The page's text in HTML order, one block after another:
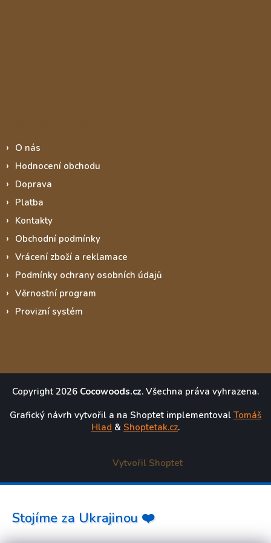
O nás
Hodnocení obchodu
Doprava
Platba
Kontakty
Obchodní podmínky
Vrácení zboží a reklamace
Podmínky ochrany osobních údajů
Věrnostní program
Provizní systém
Copyright 2026 Cocowoods.cz. Všechna práva vyhrazena.
Grafický návrh vytvořil a na Shoptet implementoval Tomáš
Hlad & Shoptetak.cz.
Vytvořil Shoptet
Stojíme za Ukrajinou ❤️